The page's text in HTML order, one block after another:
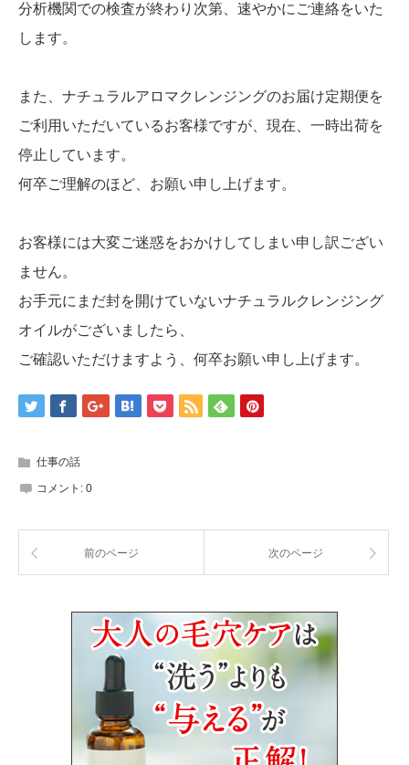
分析機関での検査が終わり次第、速やかにご連絡をいた
します。
また、ナチュラルアロマクレンジングのお届け定期便を
ご利用いただいているお客様ですが、現在、一時出荷を
停止しています。
何卒ご理解のほど、お願い申し上げます。
お客様には大変ご迷惑をおかけしてしまい申し訳ござい
ません。
お手元にまだ封を開けていないナチュラルクレンジング
オイルがございましたら、
ご確認いただけますよう、何卒お願い申し上げます。
仕事の話
コメント: 0
前のページ 次のページ